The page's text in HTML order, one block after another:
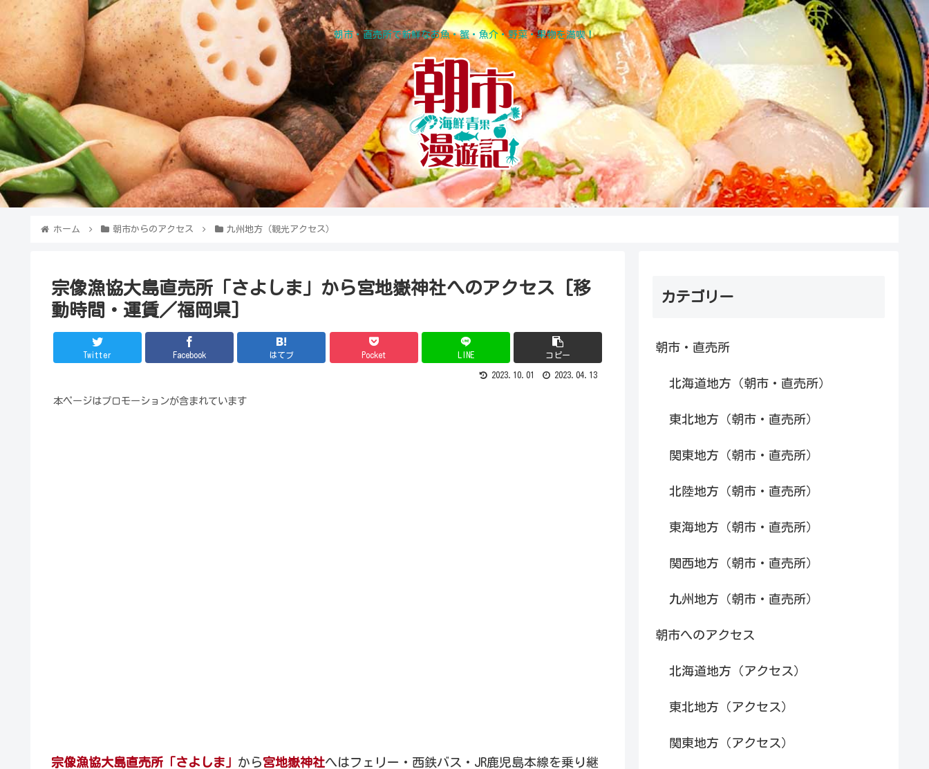
朝市・直売所で新鮮なお魚・蟹・魚介・野菜・果物を満喫！
ホーム 朝市からのアクセス 九州地方（観光アクセス）
宗像漁協大島直売所「さよしま」から宮地嶽神社へのアクセス [移
動時間・運賃／福岡県]
Twitter Facebook はてブ Pocket LINE コピー
2023.10.01 2023.04.13
本ページはプロモーションが含まれています
宗像漁協大島直売所「さよしま」 から宮地嶽神社へはフェリー・西鉄バス・JR鹿児島本線を乗り継
カテゴリー
朝市・直売所
北海道地方（朝市・直売所）
東北地方（朝市・直売所）
関東地方（朝市・直売所）
北陸地方（朝市・直売所）
東海地方（朝市・直売所）
関西地方（朝市・直売所）
九州地方（朝市・直売所）
朝市へのアクセス
北海道地方（アクセス）
東北地方（アクセス）
関東地方（アクセス）